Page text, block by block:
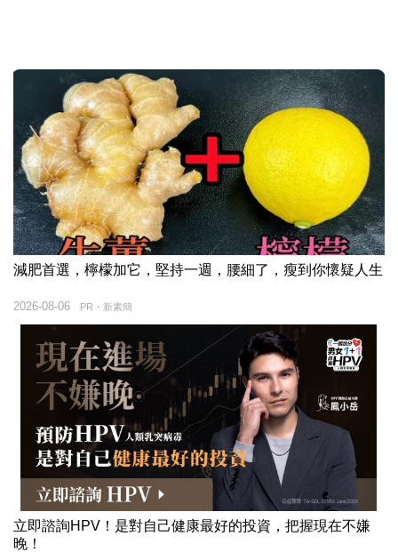
減肥首選，檸檬加它，堅持一週，腰細了，瘦到你懷疑人生
PR・新素簡
2026-08-06
立即諮詢HPV！是對自己健康最好的投資，把握現在不嫌
晚！